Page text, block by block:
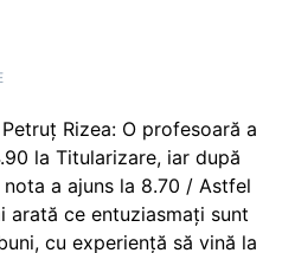
Rizea: O profesoară a
la Titularizare, iar după
a ajuns la 8.70 / Astfel
arată ce entuziasmați sunt
cu experiență să vină la